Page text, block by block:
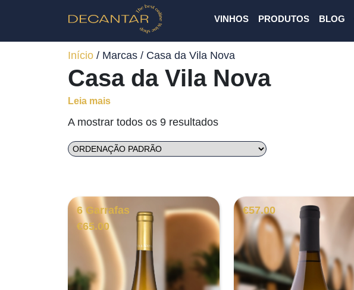
VINHOS PRODUTOS BLOG
Início / Marcas / Casa da Vila Nova
Casa da Vila Nova
Leia mais
A mostrar todos os 9 resultados
6 Garrafas
€65.00
€57.00